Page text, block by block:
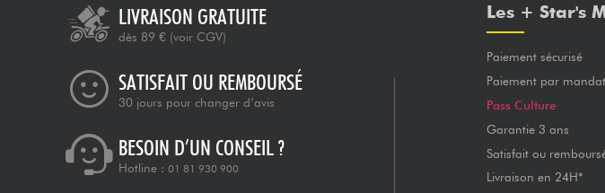
LIVRAISON GRATUITE
dès 89 € (voir CGV)
SATISFAIT OU REMBOURSÉ
30 jours pour changer d’avis
BESOIN D’UN CONSEIL ?
Hotline : 01 81 930 900
Les + Star's
Paiement sécurisé
Paiement par
Pass Culture
Garantie 3 ans
Satisfait ou
Livraison en 24H*